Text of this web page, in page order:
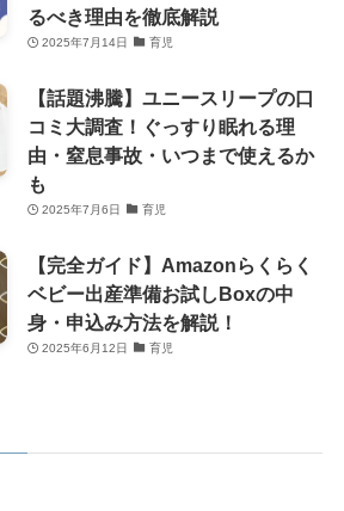
るべき理由を徹底解説
2025年7月14日 育児
【話題沸騰】ユニースリープの口
コミ大調査！ぐっすり眠れる理
由・窒息事故・いつまで使えるか
も
2025年7月6日 育児
【完全ガイド】Amazonらくらく
ベビー出産準備お試しBoxの中
身・申込み方法を解説！
2025年6月12日 育児